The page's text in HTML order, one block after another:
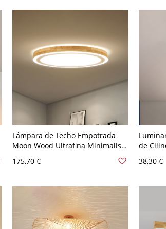
Lámpara de Techo Empotrada
Moon Wood Ultrafina Minimalista
Pulgadas Diámetro
175,70 €
de
de
- Negro
38,30 €